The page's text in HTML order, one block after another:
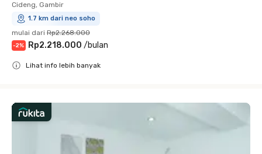
Cideng, Gambir
1.7 km dari neo soho
mulai dari Rp2.268.000
-2% Rp2.218.000 /bulan
Lihat info lebih banyak